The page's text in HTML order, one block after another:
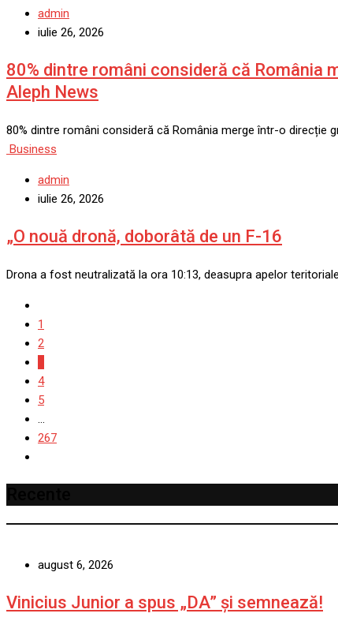
admin
iulie 26, 2026
80% dintre români consideră că România
Aleph News
80% dintre români consideră că România merge într-o direcție
Business
admin
iulie 26, 2026
„O nouă dronă, doborâtă de un F-16
Drona a fost neutralizată la ora 10:13, deasupra apelor
1
2
4
5
...
267
august 6, 2026
Vinicius Junior a spus „DA” și semnează!